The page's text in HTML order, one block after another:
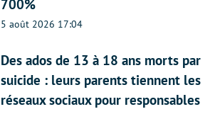
700%
5 août 2026 17:04
Des ados de 13 à 18 ans morts par
suicide : leurs parents tiennent les
réseaux sociaux pour responsables